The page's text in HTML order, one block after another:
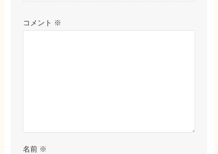
コメント ※
名前 ※